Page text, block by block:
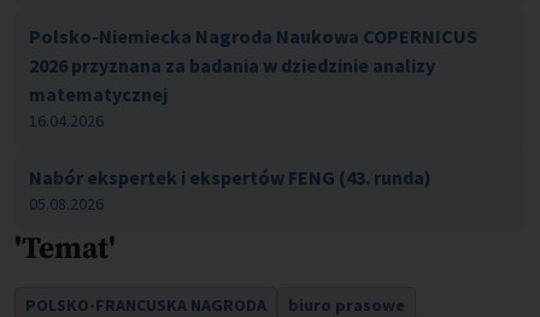
Polsko-Niemiecka Nagroda Naukowa COPERNICUS
2026 przyznana za badania w dziedzinie analizy
matematycznej
16.04.2026
Nabór ekspertek i ekspertów FENG (43. runda)
05.08.2026
'Temat'
POLSKO-FRANCUSKA NAGRODA biuro prasowe